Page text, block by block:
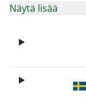
Näytä lisää